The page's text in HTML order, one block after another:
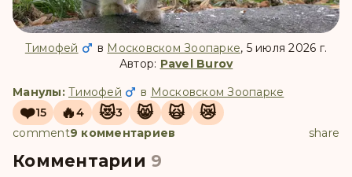
Тимофей в Московском Зоопарке, 5 июля 2026 г.
Автор: Pavel Burov
Манулы: Тимофей в Московском Зоопарке
❤️15 🔥4 😻3 😸 🙀 😿
comment9 комментариев share
Комментарии 9